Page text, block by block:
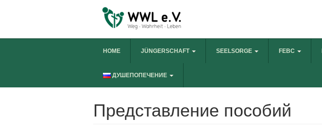
HOME JÜNGERSCHAFT SEELSORGE FEBC
ДУШЕПОПЕЧЕНИЕ
Представление пособий